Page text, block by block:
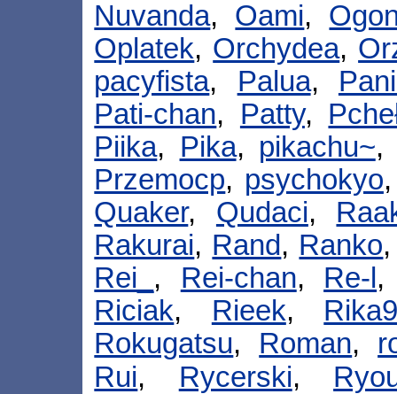
Nuvanda, Oami,
Oplatek, Orchydea,
pacyfista, Palua,
Pati-chan, Patty,
Piika, Pika, pikachu~,
Przemocp, psychokyo
Quaker, Qudaci,
Rakurai, Rand, Ranko
Rei_ , Rei-chan, Re-l
Riciak, Rieek,
Rokugatsu, Roman,
Rui, Rycerski,